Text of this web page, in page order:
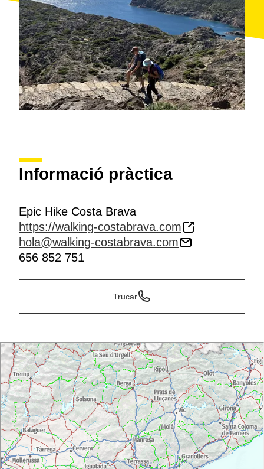
Informació pràctica
Epic Hike Costa Brava
https://walking-costabrava.com
hola@walking-costabrava.com
656 852 751
Trucar